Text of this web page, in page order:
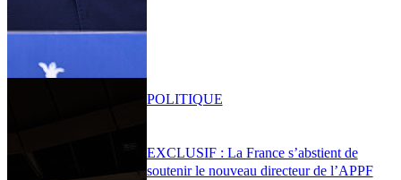
EXCLUSIF : La France s’abstient de
soutenir le nouveau directeur de l’APPF
POLITIQUE